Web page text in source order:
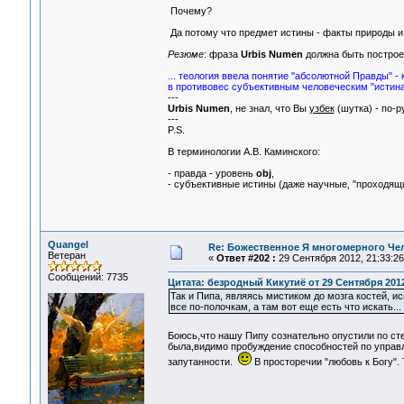
Почему?
Да потому что предмет истины - факты природы
Резюме: фраза Urbis Numen должна быть
... теология ввела понятие "абсолютной Правды"
в противовес субъективным человеческим
---
Urbis Numen , не знал, что Вы узбек(шутка) - по-
---
P.S.
В терминологии А.В. Каминского:
- правда - уровень obj,
- субъективные истины (даже научные,
Quangel
Ветеран
Сообщений: 7735
Re: Божественное Я многомерного
« Ответ #202 : 29 Сентября 2012,
Цитата: безродный Кикутиё от 29 Сентября
Так и Пипа, являясь мистиком до мозга костей,
все по-полочкам, а там вот еще есть что искать...
Боюсь,что нашу Пипу сознательно опустили по
была,видимо пробуждение способностей по
запутанности.
В просторечии "любовь к